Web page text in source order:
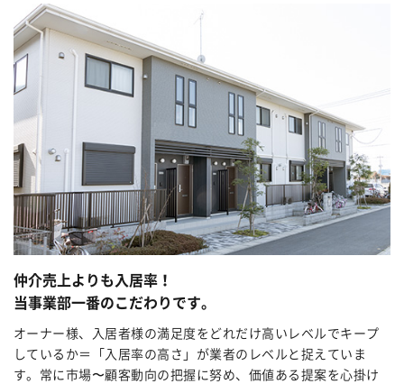
仲介売上よりも入居率！
当事業部一番のこだわりです。
オーナー様、入居者様の満足度をどれだけ高いレベルでキープ
しているか＝「入居率の高さ」が業者のレベルと捉えていま
す。常に市場〜顧客動向の把握に努め、価値ある提案を心掛け